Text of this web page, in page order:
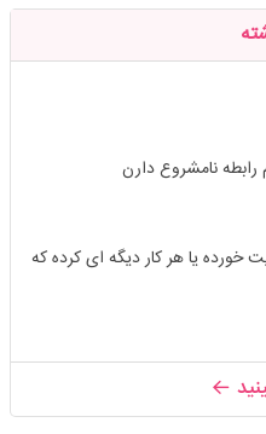
نامشروع دارن
یا هر کار دیگه ای کرده که